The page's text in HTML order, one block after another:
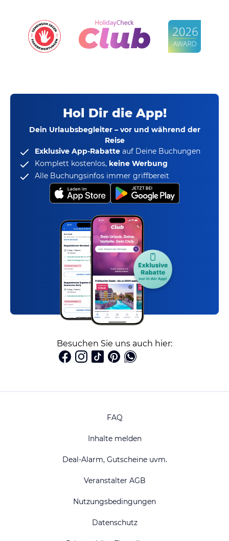
Hol Dir die App!
Dein Urlaubsbegleiter – vor und während der
Reise
Exklusive App-Rabatte auf Deine Buchungen
Komplett kostenlos, keine Werbung
Alle Buchungsinfos immer griffbereit
Besuchen Sie uns auch hier:
FAQ
Inhalte melden
Deal-Alarm, Gutscheine uvm.
Veranstalter AGB
Nutzungsbedingungen
Datenschutz